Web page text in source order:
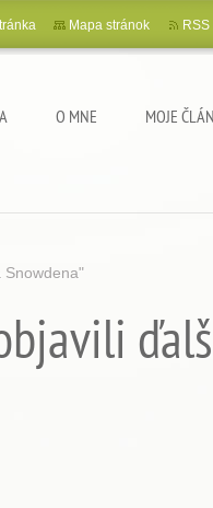
O MNE MOJE
Mapa stránok RSS
Snowdena"